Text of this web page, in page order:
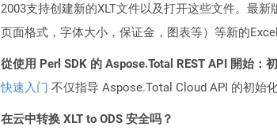
2003支持创建新的XLT文件以及打开这些文件。最
页面格式，字体大小，保证金，图表等）等新的
從使用 Perl SDK 的 Aspose.Total REST API 開始：
快速入门 不仅指导 Aspose.Total Cloud API 的初始
在云中转换 XLT to ODS 安全吗？